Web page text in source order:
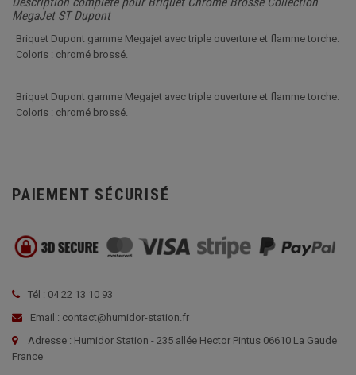
MegaJet ST Dupont
Briquet Dupont gamme Megajet avec triple ouverture et flamme torche.
Coloris : chromé brossé.
Briquet Dupont gamme Megajet avec triple ouverture et flamme torche.
Coloris : chromé brossé.
PAIEMENT SÉCURISÉ
Tél : 04 22 13 10 93
Email : contact@humidor-station.fr
Adresse : Humidor Station - 235 allée Hector Pintus 06610 La Gaude
France